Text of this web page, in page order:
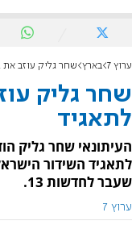
ערוץ 7 בארץ שחר גליק עוזב את
שחר גליק
לתאגיד
העיתונאי שחר גליק
לתאגיד השידור
שעבר לחדשות 13.
ערוץ 7